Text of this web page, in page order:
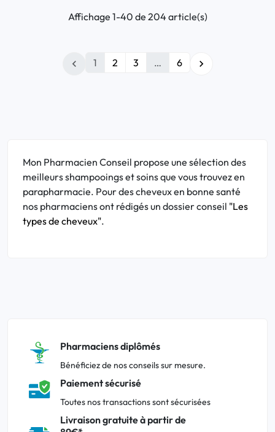
Affichage 1-40 de 204 article(s)
 1 2 3 … 6 
Mon Pharmacien Conseil propose une sélection des
meilleurs shampooings et soins que vous trouvez en
parapharmacie. Pour des cheveux en bonne santé
nos pharmaciens ont rédigés un dossier conseil "Les
types de cheveux".
Pharmaciens diplômés
Bénéficiez de nos conseils sur mesure.
Paiement sécurisé
Toutes nos transactions sont sécurisées
Livraison gratuite à partir de